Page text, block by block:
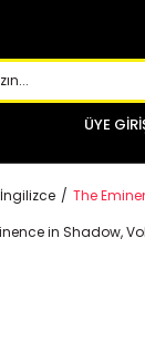
ÜYE
İngilizce The